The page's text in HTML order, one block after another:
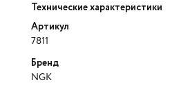
Технические характеристики
Артикул
7811
Бренд
NGK